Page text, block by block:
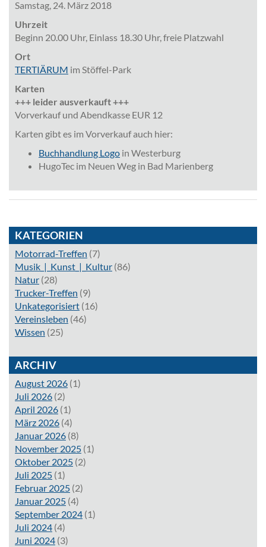
Samstag, 24. März 2018
Uhrzeit
Beginn 20.00 Uhr, Einlass 18.30 Uhr, freie Platzwahl
Ort
TERTIÄRUM im Stöffel-Park
Karten
+++ leider ausverkauft +++
Vorverkauf und Abendkasse EUR 12
Karten gibt es im Vorverkauf auch hier:
Buchhandlung Logo in Westerburg
HugoTec im Neuen Weg in Bad Marienberg
KATEGORIEN
Motorrad-Treffen (7)
Musik_|_Kunst_|_Kultur (86)
Natur (28)
Trucker-Treffen (9)
Unkategorisiert (16)
Vereinsleben (46)
Wissen (25)
ARCHIV
August 2026 (1)
Juli 2026 (2)
April 2026 (1)
März 2026 (4)
Januar 2026 (8)
November 2025 (1)
Oktober 2025 (2)
Juli 2025 (1)
Februar 2025 (2)
Januar 2025 (4)
September 2024 (1)
Juli 2024 (4)
Juni 2024 (3)